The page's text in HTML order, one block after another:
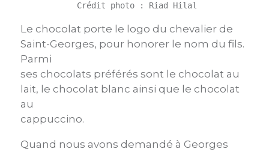
Crédit photo : Riad Hilal
Le chocolat porte le logo du chevalier de
Saint-Georges, pour honorer le nom du fils.
Parmi
ses chocolats préférés sont le chocolat au
lait, le chocolat blanc ainsi que le chocolat
au
cappuccino.
Quand nous avons demandé à Georges